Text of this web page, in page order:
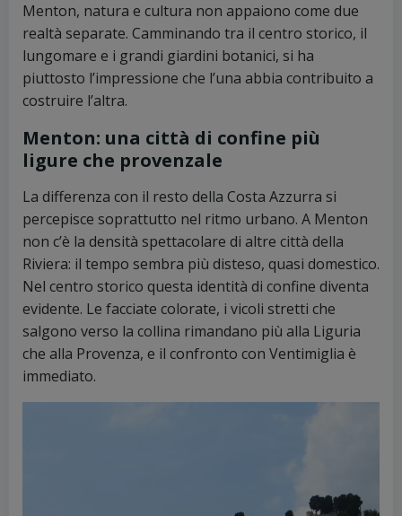
Menton, natura e cultura non appaiono come due
realtà separate. Camminando tra il centro storico, il
lungomare e i grandi giardini botanici, si ha
piuttosto l’impressione che l’una abbia contribuito a
costruire l’altra.
Menton: una città di confine più
ligure che provenzale
La differenza con il resto della Costa Azzurra si
percepisce soprattutto nel ritmo urbano. A Menton
non c’è la densità spettacolare di altre città della
Riviera: il tempo sembra più disteso, quasi domestico.
Nel centro storico questa identità di confine diventa
evidente. Le facciate colorate, i vicoli stretti che
salgono verso la collina rimandano più alla Liguria
che alla Provenza, e il confronto con Ventimiglia è
immediato.